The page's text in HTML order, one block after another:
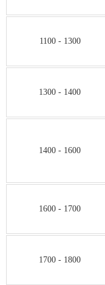
1100 - 1300
1300 - 1400
1400 - 1600
1600 - 1700
1700 - 1800